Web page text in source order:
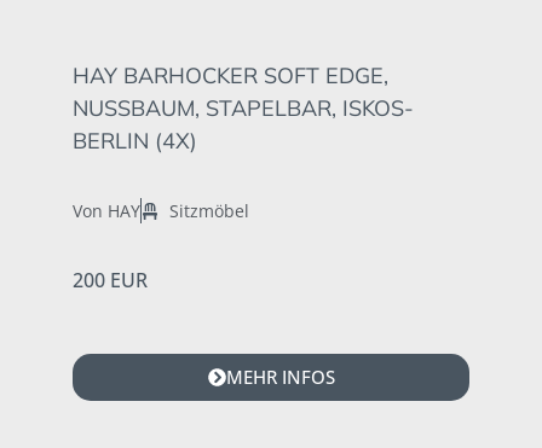
HAY BARHOCKER SOFT EDGE,
NUSSBAUM, STAPELBAR, ISKOS-
BERLIN (4X)
Von HAY Sitzmöbel
200 EUR
MEHR INFOS